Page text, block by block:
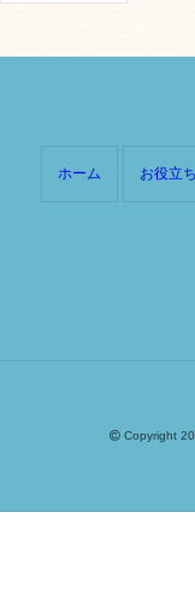
ホーム お役立
Copyright